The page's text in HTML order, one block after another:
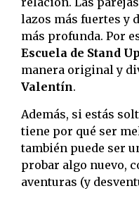
lazos más fuertes y
más profunda. Por
Escuela de Stand
manera original y
Valentín.
Además, si estás
tiene por qué ser
también puede ser
probar algo nuevo,
aventuras (y